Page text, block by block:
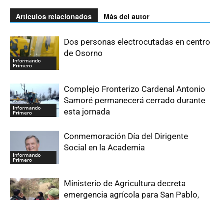
Artículos relacionados Más del autor
Informando
Primero
Dos personas electrocutadas en centro
de Osorno
Informando
Primero
Complejo Fronterizo Cardenal Antonio
Samoré permanecerá cerrado durante
esta jornada
Informando
Primero
Conmemoración Día del Dirigente
Social en la Academia
Ministerio de Agricultura decreta
emergencia agrícola para San Pablo,